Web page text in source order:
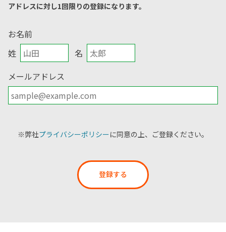
アドレスに対し1回限りの登録になります。
お名前
姓
名
メールアドレス
※弊社プライバシーポリシーに同意の上、ご登録ください。
登録する